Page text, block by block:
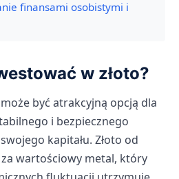
finansami osobistymi i
w złoto?
być atrakcyjną opcją dla
i bezpiecznego
kapitału. Złoto od
wartościowy metal, który